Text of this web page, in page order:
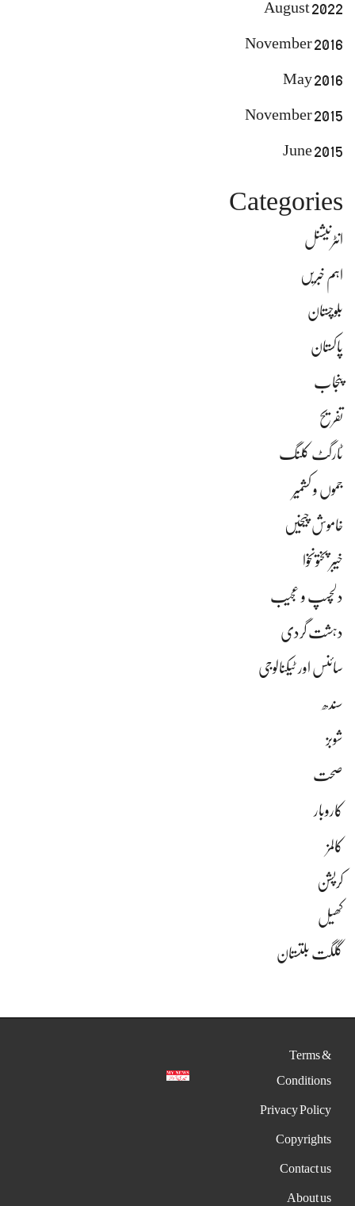
August 2022
November 2016
May 2016
November 2015
June 2015
Categories
انٹرنیشنل
اہم خبریں
بلوچستان
پاکستان
پنجاب
تفریح
ٹارگٹ کلنگ
جموں و کشمیر
خاموش چیخیں
خیبر پختونخوا
دلچسپ و عجیب
دہشت گردی
سائنس اور ٹیکنالوجی
سندھ
شوبز
صحت
کاروبار
کالمز
کرپشن
کھیل
گلگت بلتستان
Terms &
Conditions
Privacy Policy
Copyrights
Contact us
About us